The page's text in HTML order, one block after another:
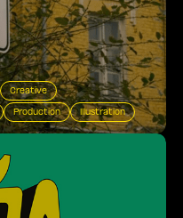
Creative
Production Illustration